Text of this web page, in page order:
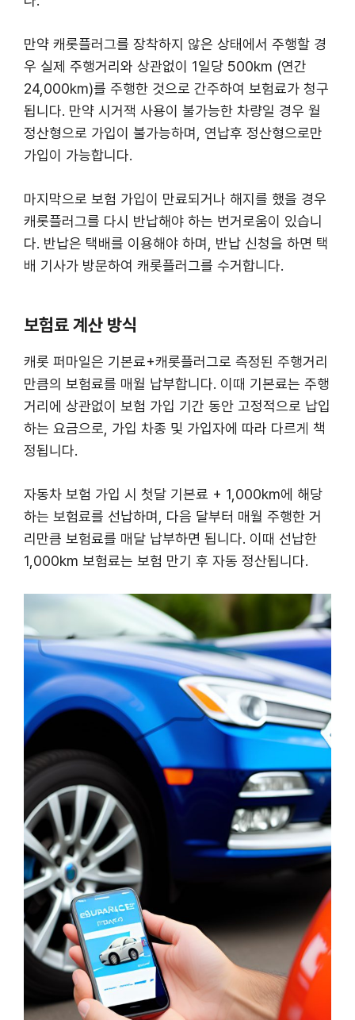
만약 캐롯플러그를 장착하지 않은 상태에서 주행할 경
우 실제 주행거리와 상관없이 1일당 500km (연간
24,000km)를 주행한 것으로 간주하여 보험료가 청구
됩니다. 만약 시거잭 사용이 불가능한 차량일 경우 월
정산형으로 가입이 불가능하며, 연납후 정산형으로만
가입이 가능합니다.
마지막으로 보험 가입이 만료되거나 해지를 했을 경우
캐롯플러그를 다시 반납해야 하는 번거로움이 있습니
다. 반납은 택배를 이용해야 하며, 반납 신청을 하면 택
배 기사가 방문하여 캐롯플러그를 수거합니다.
보험료 계산 방식
캐롯 퍼마일은 기본료+캐롯플러그로 측정된 주행거리
만큼의 보험료를 매월 납부합니다. 이때 기본료는 주행
거리에 상관없이 보험 가입 기간 동안 고정적으로 납입
하는 요금으로, 가입 차종 및 가입자에 따라 다르게 책
정됩니다.
자동차 보험 가입 시 첫달 기본료 + 1,000km에 해당
하는 보험료를 선납하며, 다음 달부터 매월 주행한 거
리만큼 보험료를 매달 납부하면 됩니다. 이때 선납한
1,000km 보험료는 보험 만기 후 자동 정산됩니다.